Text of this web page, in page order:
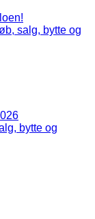
salg, bytte og
bytte og